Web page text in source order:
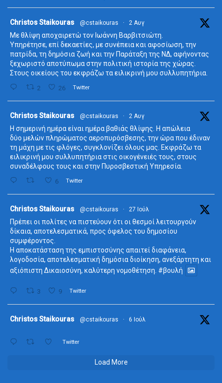
Christos Staikouras @cstaikouras · 2 Αυγ
Με θλίψη αποχαιρετώ τον Ιωάννη Βαρβιτσιώτη.
Υπηρέτησε, επί δεκαετίες, με συνέπεια και αφοσίωση, την
πατρίδα, τη δημόσια ζωή και την Παράταξη της ΝΔ, αφήνοντας
ξεχωριστό αποτύπωμα στην πολιτική ιστορία της χώρας.
Στους οικείους του εκφράζω τα ειλικρινή μου συλλυπητήρια.
2 26 Twitter
Christos Staikouras @cstaikouras · 2 Αυγ
Η σημερινή ημέρα είναι ημέρα βαθιάς θλίψης. Η απώλεια
δύο μελών πληρώματος αεροπυρόσβεσης, την ώρα που έδιναν
τη μάχη με τις φλόγες, συγκλονίζει όλους μας. Εκφράζω τα
ειλικρινή μου συλλυπητήρια στις οικογένειές τους, στους
συναδέλφους τους και στην Πυροσβεστική Υπηρεσία.
6 Twitter
Christos Staikouras @cstaikouras · 27 Ιούλ
Πρέπει οι πολίτες να πιστεύουν ότι οι θεσμοί λειτουργούν
δίκαια, αποτελεσματικά, προς όφελος του δημοσίου
συμφέροντος.
Η αποκατάσταση της εμπιστοσύνης απαιτεί διαφάνεια,
λογοδοσία, αποτελεσματική δημόσια διοίκηση, ανεξάρτητη και
αξιόπιστη Δικαιοσύνη, καλύτερη νομοθέτηση. #βουλή
3 9 Twitter
Christos Staikouras @cstaikouras · 6 Ιούλ
Twitter
Load More